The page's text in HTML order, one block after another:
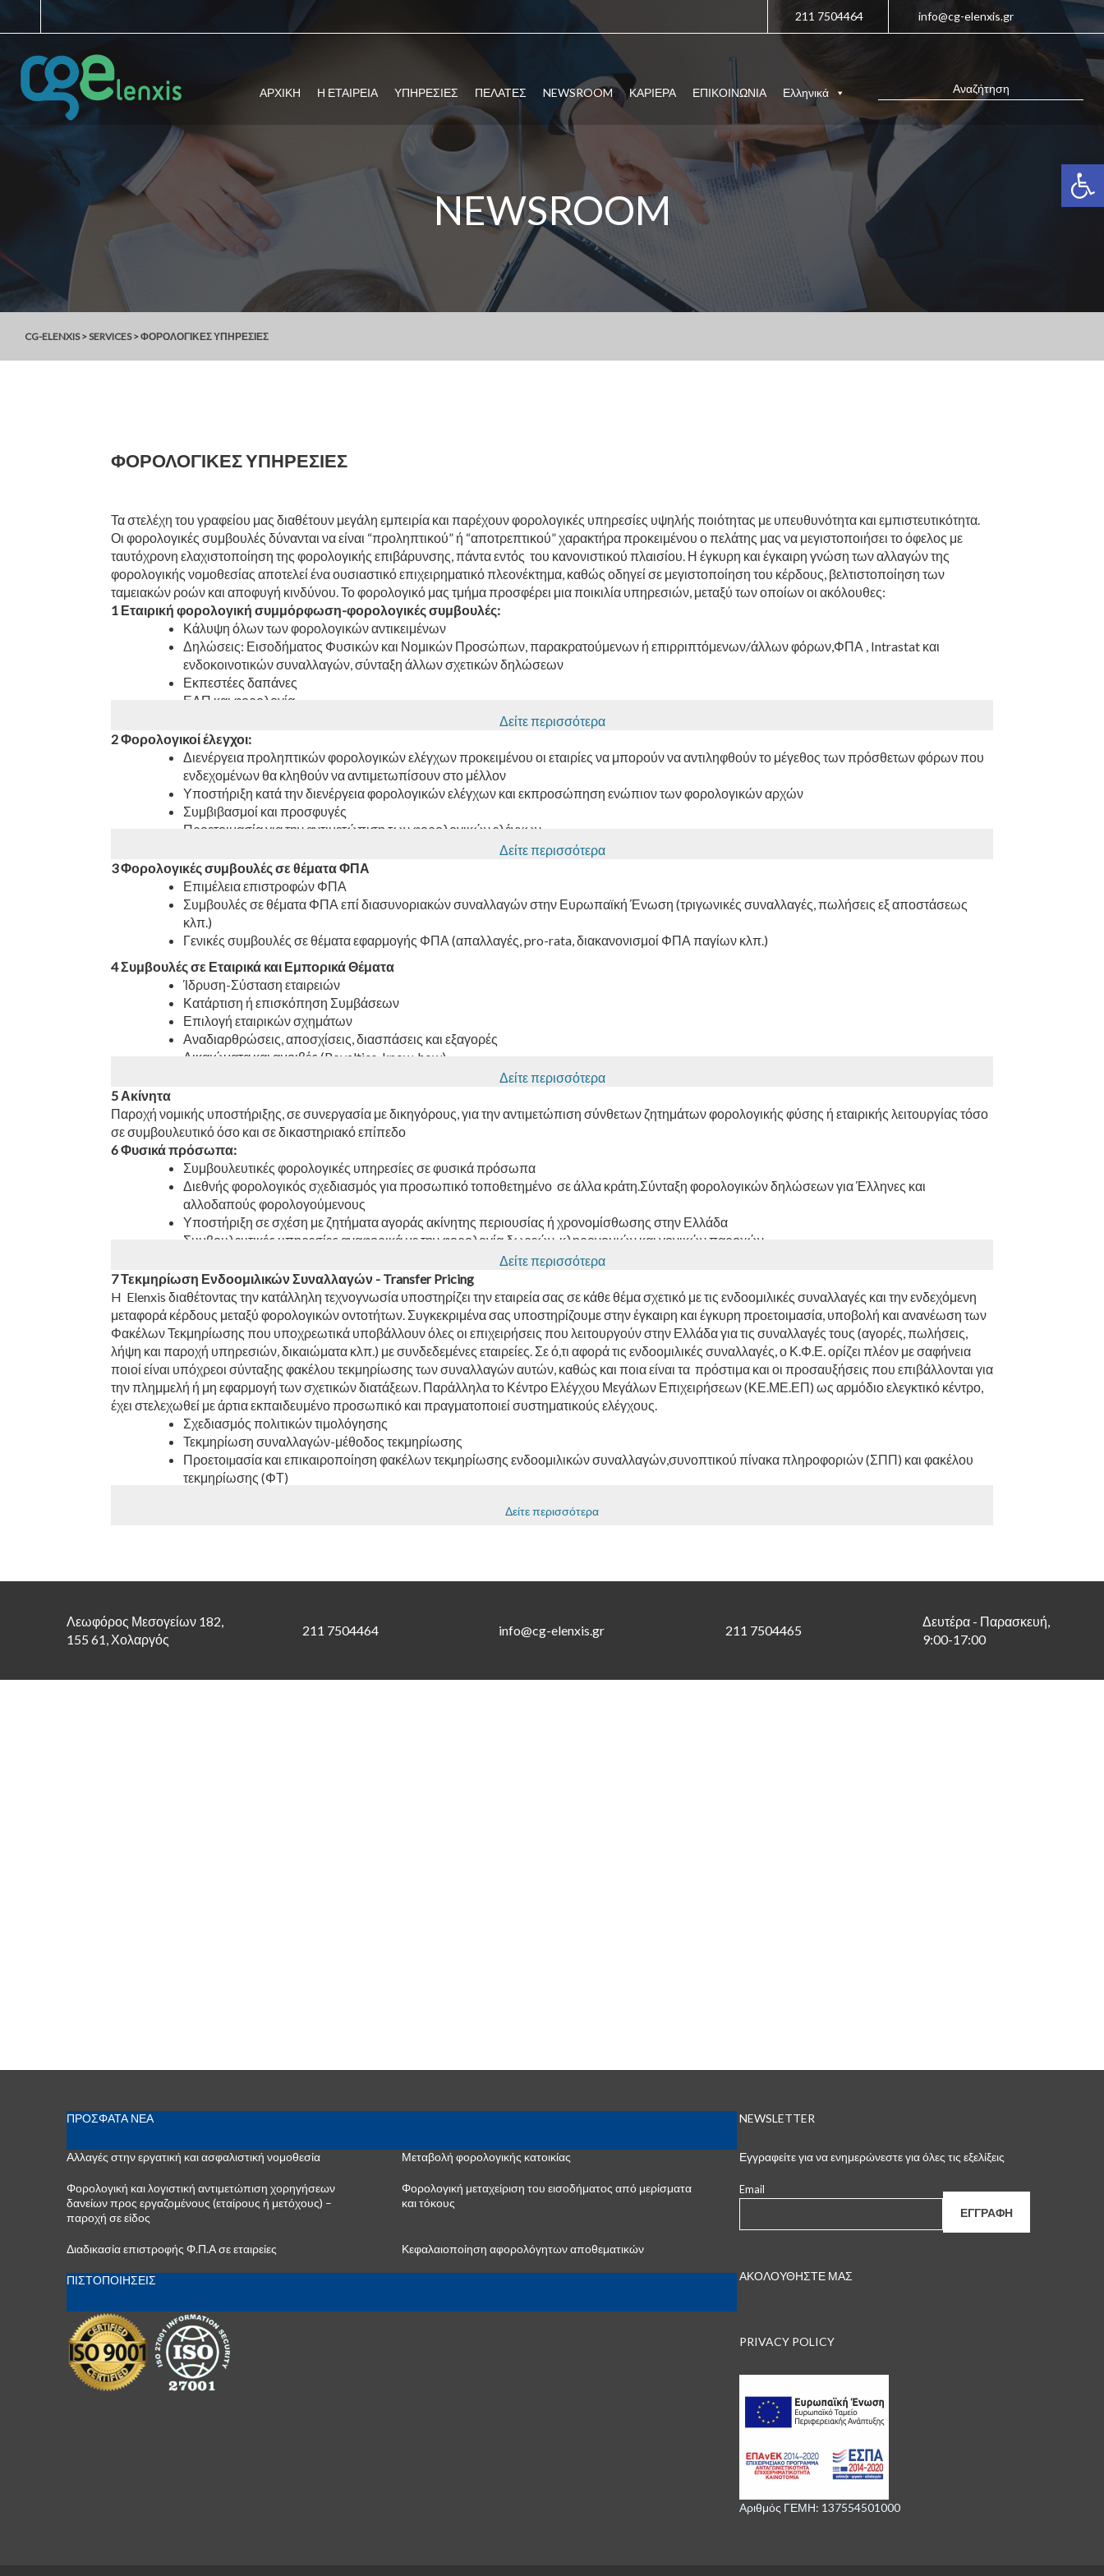
211 7504464 info@cg-elenxis.gr
ΑΡΧΙΚΗ Η ΕΤΑΙΡΕΙΑ ΥΠΗΡΕΣΙΕΣ ΠΕΛΑΤΕΣ NEWSROOM ΚΑΡΙΕΡΑ ΕΠΙΚΟΙΝΩΝΙΑ Ελληνικά
NEWSROOM
CG-ELENXIS>SERVICES>ΦΟΡΟΛΟΓΙΚΕΣ ΥΠΗΡΕΣΙΕΣ
ΦΟΡΟΛΟΓΙΚΕΣ ΥΠΗΡΕΣΙΕΣ
Τα στελέχη του γραφείου μας διαθέτουν μεγάλη εμπειρία και παρέχουν φορολογικές υπηρεσίες υψηλής ποιότητας με υπευθυνότητα και εμπιστευτικότητα.
Οι φορολογικές συμβουλές δύνανται να είναι “προληπτικού” ή “αποτρεπτικού” χαρακτήρα προκειμένου ο πελάτης μας να μεγιστοποιήσει το όφελος με
ταυτόχρονη ελαχιστοποίηση της φορολογικής επιβάρυνσης, πάντα εντός του κανονιστικού πλαισίου. Η έγκυρη και έγκαιρη γνώση των αλλαγών της
φορολογικής νομοθεσίας αποτελεί ένα ουσιαστικό επιχειρηματικό πλεονέκτημα, καθώς οδηγεί σε μεγιστοποίηση του κέρδους, βελτιστοποίηση των
ταμειακών ροών και αποφυγή κινδύνου. Το φορολογικό μας τμήμα προσφέρει μια ποικιλία υπηρεσιών, μεταξύ των οποίων οι ακόλουθες:
1 Εταιρική φορολογική συμμόρφωση-φορολογικές συμβουλές:
Δείτε περισσότερα
Κάλυψη όλων των φορολογικών αντικειμένων
Δηλώσεις: Εισοδήματος Φυσικών και Νομικών Προσώπων, παρακρατούμενων ή επιρριπτόμενων/άλλων φόρων,ΦΠΑ , Intrastat και
ενδοκοινοτικών συναλλαγών, σύνταξη άλλων σχετικών δηλώσεων
Εκπεστέες δαπάνες
ΕΛΠ και φορολογία
Ερμηνεία των Συμβάσεων Αποφυγής Διπλής Φορολογίας
Μελέτες ελαχιστοποίησης φορολογικού κόστους στο πλαίσιο αναδιαρθρώσεων, συγχωνεύσεων, εξαγορών κλπ
2 Φορολογικοί έλεγχοι:
Δείτε περισσότερα
Διενέργεια προληπτικών φορολογικών ελέγχων προκειμένου οι εταιρίες να μπορούν να αντιληφθούν το μέγεθος των πρόσθετων φόρων που
ενδεχομένων θα κληθούν να αντιμετωπίσουν στο μέλλον
Υποστήριξη κατά την διενέργεια φορολογικών ελέγχων και εκπροσώπηση ενώπιον των φορολογικών αρχών
Συμβιβασμοί και προσφυγές
Προετοιμασία για την αντιμετώπιση των φορολογικών ελέγχων
3 Φορολογικές συμβουλές σε θέματα ΦΠΑ
Επιμέλεια επιστροφών ΦΠΑ
Συμβουλές σε θέματα ΦΠΑ επί διασυνοριακών συναλλαγών στην Ευρωπαϊκή Ένωση (τριγωνικές συναλλαγές, πωλήσεις εξ αποστάσεως
κλπ.)
Γενικές συμβουλές σε θέματα εφαρμογής ΦΠΑ (απαλλαγές, pro-rata, διακανονισμοί ΦΠΑ παγίων κλπ.)
4 Συμβουλές σε Εταιρικά και Εμπορικά Θέματα
Δείτε περισσότερα
Ίδρυση-Σύσταση εταιρειών
Κατάρτιση ή επισκόπηση Συμβάσεων
Επιλογή εταιρικών σχημάτων
Αναδιαρθρώσεις, αποσχίσεις, διασπάσεις και εξαγορές
Δικαιώματα και αμοιβές (Royalties, know-how)
Σχεδιασμός, Οργάνωση, Έναρξη Εγκαταστάσεων στο Εξωτερικό
5 Ακίνητα
Παροχή νομικής υποστήριξης, σε συνεργασία με δικηγόρους, για την αντιμετώπιση σύνθετων ζητημάτων φορολογικής φύσης ή εταιρικής λειτουργίας τόσο
σε συμβουλευτικό όσο και σε δικαστηριακό επίπεδο
6 Φυσικά πρόσωπα:
Δείτε περισσότερα
Συμβουλευτικές φορολογικές υπηρεσίες σε φυσικά πρόσωπα
Διεθνής φορολογικός σχεδιασμός για προσωπικό τοποθετημένο σε άλλα κράτη.Σύνταξη φορολογικών δηλώσεων για Έλληνες και
αλλοδαπούς φορολογούμενους
Υποστήριξη σε σχέση με ζητήματα αγοράς ακίνητης περιουσίας ή χρονομίσθωσης στην Ελλάδα
Συμβουλευτικές υπηρεσίες αναφορικά με την φορολογία δωρεών, κληρονομιών και γονικών παροχών
Παροχή Φοροτεχνικών Υπηρεσιών και νομικής υποστήριξης κατά τον Φορολογικό Έλεγχο (ΚΕΦΟΜΕΠ, Έλεγχος Μεγάλου Πλούτου)
Φορολογικός Σχεδιασμός Κατοίκων Εξωτερικού
7 Τεκμηρίωση Ενδοομιλικών Συναλλαγών - Transfer Pricing
H Elenxis διαθέτοντας την κατάλληλη τεχνογνωσία υποστηρίζει την εταιρεία σας σε κάθε θέμα σχετικό με τις ενδοομιλικές συναλλαγές και την ενδεχόμενη
μεταφορά κέρδους μεταξύ φορολογικών οντοτήτων. Συγκεκριμένα σας υποστηρίζουμε στην έγκαιρη και έγκυρη προετοιμασία, υποβολή και ανανέωση των
Φακέλων Τεκμηρίωσης που υποχρεωτικά υποβάλλουν όλες οι επιχειρήσεις που λειτουργούν στην Ελλάδα για τις συναλλαγές τους (αγορές, πωλήσεις,
λήψη και παροχή υπηρεσιών, δικαιώματα κλπ.) με συνδεδεμένες εταιρείες. Σε ό,τι αφορά τις ενδοομιλικές συναλλαγές, ο Κ.Φ.Ε. ορίζει πλέον με σαφήνεια
ποιοί είναι υπόχρεοι σύνταξης φακέλου τεκμηρίωσης των συναλλαγών αυτών, καθώς και ποια είναι τα πρόστιμα και οι προσαυξήσεις που επιβάλλονται για
την πλημμελή ή μη εφαρμογή των σχετικών διατάξεων. Παράλληλα το Κέντρο Ελέγχου Μεγάλων Επιχειρήσεων (ΚΕ.ΜΕ.ΕΠ) ως αρμόδιο ελεγκτικό κέντρο,
έχει στελεχωθεί με άρτια εκπαιδευμένο προσωπικό και πραγματοποιεί συστηματικούς ελέγχους.
Δείτε περισσότερα
Σχεδιασμός πολιτικών τιμολόγησης
Τεκμηρίωση συναλλαγών-μέθοδος τεκμηρίωσης
Προετοιµασία και επικαιροποίηση φακέλων τεκµηρίωσης ενδοομιλικών συναλλαγών,συνοπτικού πίνακα πληροφοριών (ΣΠΠ) και φακέλου
τεκμηρίωσης (ΦΤ)
Λεωφόρος Μεσογείων 182,
155 61, Χολαργός
211 7504464 info@cg-elenxis.gr 211 7504465
Δευτέρα - Παρασκευή,
9:00-17:00
ΠΡΟΣΦΑΤΑ ΝΕΑ
Αλλαγές στην εργατική και ασφαλιστική νομοθεσία Μεταβολή φορολογικής κατοικίας
Φορολογική και λογιστική αντιμετώπιση χορηγήσεων
δανείων προς εργαζομένους (εταίρους ή μετόχους) –
παροχή σε είδος
Φορολογική μεταχείριση του εισοδήματος από μερίσματα
και τόκους
Διαδικασία επιστροφής Φ.Π.Α σε εταιρείες Κεφαλαιοποίηση αφορολόγητων αποθεματικών
ΠΙΣΤΟΠΟΙΗΣΕΙΣ
NEWSLETTER
Εγγραφείτε για να ενημερώνεστε για όλες τις εξελίξεις
Email
ΑΚΟΛΟΥΘΗΣΤΕ ΜΑΣ
PRIVACY POLICY
Αριθμός ΓΕΜΗ: 137554501000